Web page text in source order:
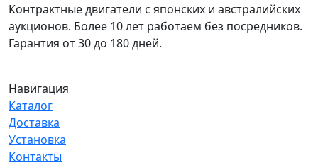
Контрактные двигатели с японских и австралийских
аукционов. Более 10 лет работаем без посредников.
Гарантия от 30 до 180 дней.
Навигация
Каталог
Доставка
Установка
Контакты